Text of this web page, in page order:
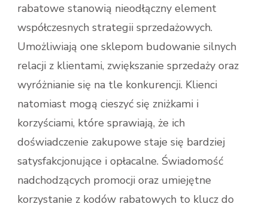
rabatowe stanowią nieodłączny element
współczesnych strategii sprzedażowych.
Umożliwiają one sklepom budowanie silnych
relacji z klientami, zwiększanie sprzedaży oraz
wyróżnianie się na tle konkurencji. Klienci
natomiast mogą cieszyć się zniżkami i
korzyściami, które sprawiają, że ich
doświadczenie zakupowe staje się bardziej
satysfakcjonujące i opłacalne. Świadomość
nadchodzących promocji oraz umiejętne
korzystanie z kodów rabatowych to klucz do